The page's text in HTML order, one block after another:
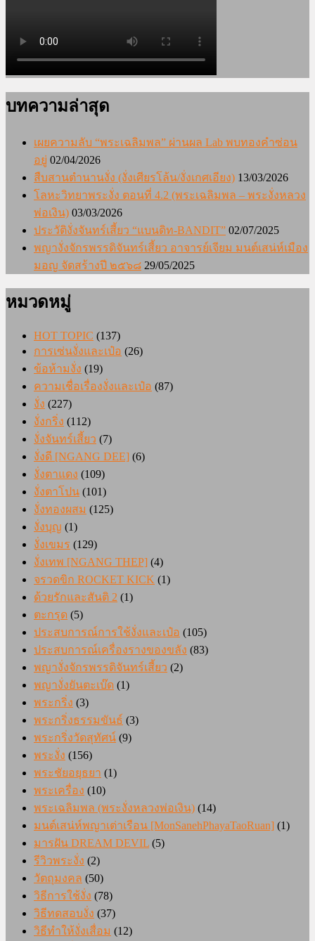
บทความล่าสุด
เผยความลับ “พระเฉลิมพล” ผ่านผล Lab พบทองคำซ่อน
อยู่ 02/04/2026
สืบสานตำนานงั่ง (งั่งเศียรโล้น/งั่งเกศเอียง) 13/03/2026
โลหะวิทยาพระงั่ง ตอนที่ 4.2 (พระเฉลิมพล – พระงั่งหลวง
พ่อเงิน) 03/03/2026
ประวัติงั่งจันทร์เสี้ยว “แบนดิท-BANDIT” 02/07/2025
พญางั่งจักรพรรดิจันทร์เสี้ยว อาจารย์เจียม มนต์เสน่ห์เมือง
มอญ จัดสร้างปี ๒๕๖๘ 29/05/2025
หมวดหมู่
HOT TOPIC (137)
การเซ่นงั่งและเป๋อ (26)
ข้อห้ามงั่ง (19)
ความเชื่อเรื่องงั่งและเป๋อ (87)
งั่ง (227)
งั่งกริ่ง (112)
งั่งจันทร์เสี้ยว (7)
งั่งดี [NGANG DEE] (6)
งั่งตาแดง (109)
งั่งตาโปน (101)
งั่งทองผสม (125)
งั่งบุญ (1)
งั่งเขมร (129)
งั่งเทพ [NGANG THEP] (4)
จรวดขิก ROCKET KICK (1)
ด้วยรักและสันติ 2 (1)
ตะกรุด (5)
ประสบการณ์การใช้งั่งและเป๋อ (105)
ประสบการณ์เครื่องรางของขลัง (83)
พญางั่งจักรพรรดิจันทร์เสี้ยว (2)
พญางั่งยันตะเบ๊ด (1)
พระกริ่ง (3)
พระกริ่งธรรมขันธ์ (3)
พระกริ่งวัดสุทัศน์ (9)
พระงั่ง (156)
พระชัยอยุธยา (1)
พระเครื่อง (10)
พระเฉลิมพล (พระงั่งหลวงพ่อเงิน) (14)
มนต์เสน่ห์พญาเต่าเรือน [MonSanehPhayaTaoRuan] (1)
มารฝัน DREAM DEVIL (5)
รีวิวพระงั่ง (2)
วัตถุมงคล (50)
วิธีการใช้งั่ง (78)
วิธีทดสอบงั่ง (37)
วิธีทำให้งั่งเสื่อม (12)